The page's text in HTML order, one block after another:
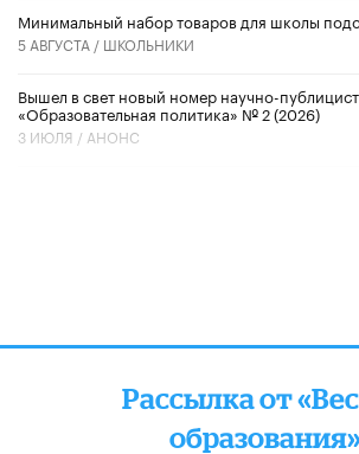
Минимальный набор товаров для школы
5 АВГУСТА / ШКОЛЬНИКИ
Вышел в свет новый номер научно-
«Образовательная политика» № 2 (2026)
3 ИЮЛЯ / АНОНС
Рассылка от
образования»